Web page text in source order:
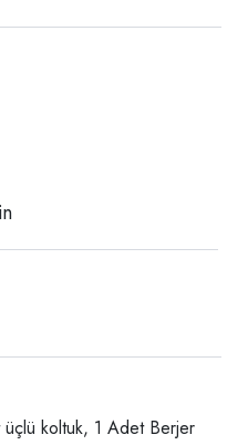
koltuk, 1 Adet Berjer